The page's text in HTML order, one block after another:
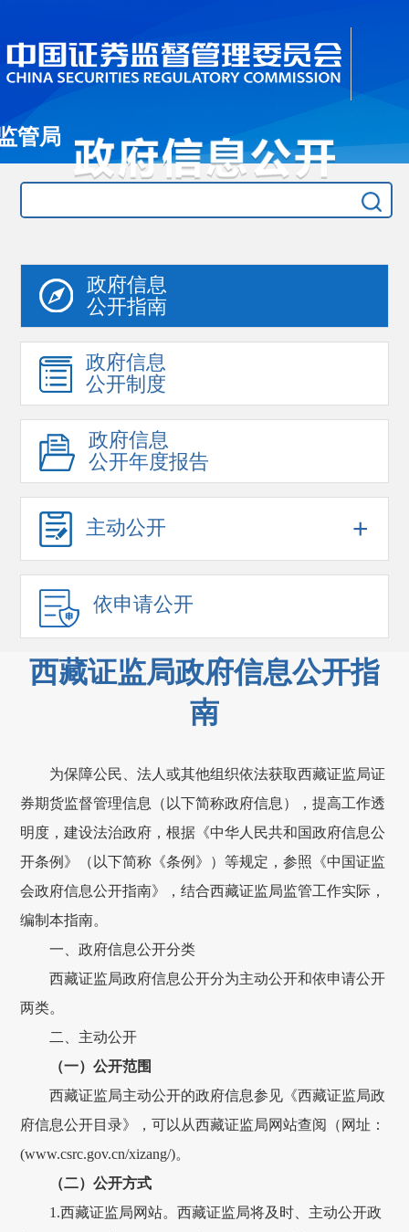
管局
政府信息
公开指南
政府信息
公开制度
政府信息
公开年度报告
主动公开 +
依申请公开
西藏证监局政府信息公开指
南
为保障公民、法人或其他组织依法获取西藏证监局证
券期货监督管理信息（以下简称政府信息）
，提高工作透
明度，建设法治政府，根据《中华人民共和国政府信息公
开条例》（以下简称《条例》）等规定，参照《中国证监
会政府信息公开指南》
，结合西藏证监局监管工作实际，
编制本指南。
一、政府信息公开分类
西藏证监局政府信息公开分为主动公开和依申请公开
两类。
二、主动公开
（一）公开范围
西藏证监局主动公开的政府信息参见《西藏证监局政
府信息公开目录》，可以从西藏证监局网站查阅（网址：
(www.csrc.gov.cn/xizang/)。
（二）公开方式
1.西藏证监局网站。西藏证监局将及时、主动公开政